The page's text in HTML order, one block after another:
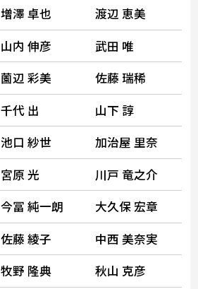
増澤 卓也
渡辺 恵美
山内 伸彦
武田 唯
薗辺 彩美
佐藤 瑞稀
千代 出
山下 諄
池口 紗世
加治屋 里奈
宮原 光
川戸 竜之介
今冨 純一朗
大久保 宏章
佐藤 綾子
中西 美奈実
牧野 隆典
秋山 克彦